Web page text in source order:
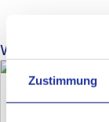
Zustimmung
Für
Weitere Artikel
EM-Ticket